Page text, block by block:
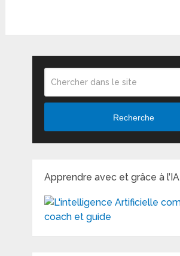
Recherche
Apprendre avec et grâce à l’IA